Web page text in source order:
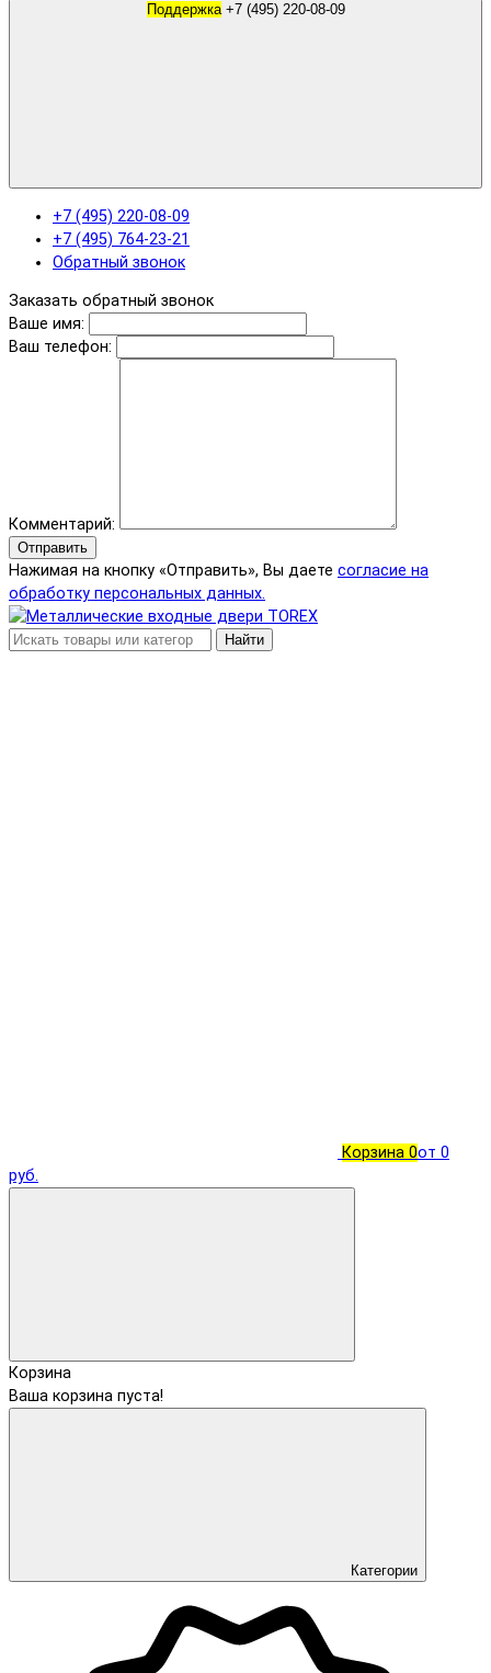
Поддержка +7 (495) 220-08-09
+7 (495) 220-08-09
+7 (495) 764-23-21
Обратный звонок
Заказать обратный звонок
Ваше имя:
Ваш телефон:
Комментарий:
Отправить
Нажимая на кнопку «Отправить», Вы даете согласие на
обработку персональных данных.
Найти
Корзина 0от 0
руб.
Корзина
Ваша корзина пуста!
Категории